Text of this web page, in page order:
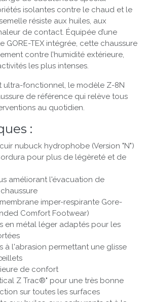
isolantes contre le chaud et le
résiste aux huiles, aux
de contact. Équipée d’une
GORE-TEX intégrée, cette chaussure
contre l’humidité extérieure,
les plus intenses.
ultra-fonctionnel, le modèle Z-8N
de référence qui relève tous
au quotidien.
:
nubuck hydrophobe (Version "N")
pour plus de légèreté et de
améliorant l'évacuation de
imper-respirante Gore-
Comfort Footwear)
en métal léger adaptés pour les
à l'abrasion permettant une glisse
de confort
Z Trac®" pour une très bonne
sur toutes les surfaces